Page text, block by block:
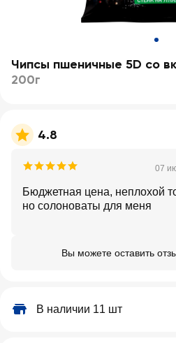
Чипсы пшеничные 5D со
200г
4.8
07
Бюджетная цена, неплохой
но солоноваты для меня
Вы можете оставить
В наличии 11 шт